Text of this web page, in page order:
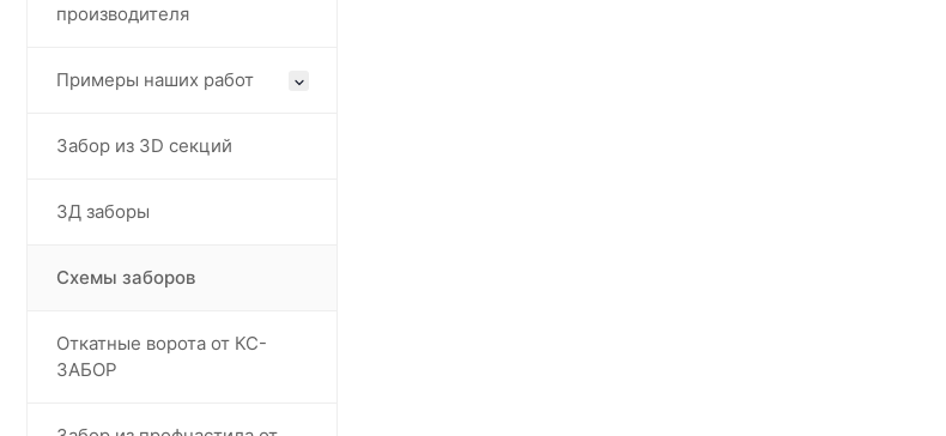
производителя
Примеры наших работ
Забор из 3D секций
3Д заборы
Схемы заборов
Откатные ворота от КС-
ЗАБОР